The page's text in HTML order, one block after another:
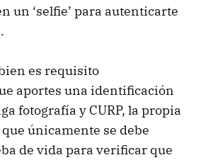
un ‘selfie’ para autenticarte
es requisito
aportes una identificación
fotografía y CURP, la propia
únicamente se debe
de vida para verificar que